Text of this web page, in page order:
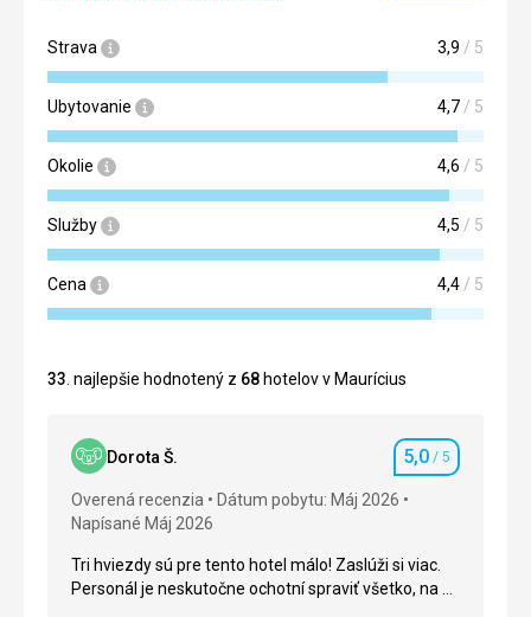
Strava 3,9 / 5
Ubytovanie 4,7/ 5
Okolie 4,6 / 5
Služby 4,5 / 5
Cena 4,4/ 5
33. najlepšie hodnotený z 68 hotelov v Maurícius
Dorota Š. Hodnotenie
5,0 / 5
Overená recenzia
Dátum pobytu: Máj 2026
Napísané Máj 2026
Tri hviezdy sú pre tento hotel málo! Zaslúži si viac.
Personál je neskutočne ochotní spraviť všetko, na čo